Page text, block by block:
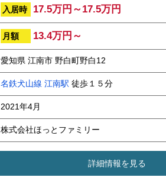
入居時 17.5万円～17.5万円
月額 13.4万円～
愛知県 江南市 野白町野白12
名鉄犬山線 江南駅 徒歩１５分
2021年4月
株式会社ほっとファミリー
詳細情報を見る